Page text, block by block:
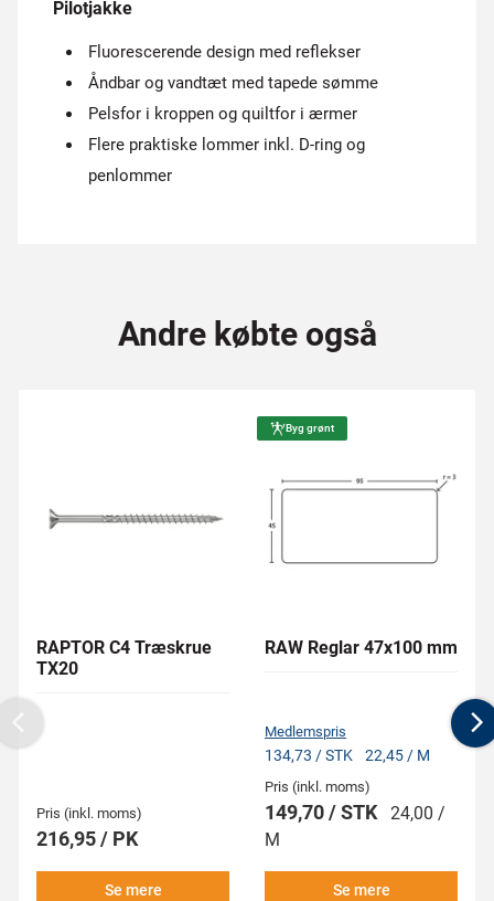
Pilotjakke
Fluorescerende design med reflekser
Åndbar og vandtæt med tapede sømme
Pelsfor i kroppen og quiltfor i ærmer
Flere praktiske lommer inkl. D-ring og
penlommer
Andre købte også
RAPTOR C4 Træskrue
TX20
Pris (inkl. moms)
216,95 / PK
Se mere
Byg grønt
RAW Reglar 47x100 mm
Medlemspris
134,73 / STK 22,45 / M
Pris (inkl. moms)
149,70 / STK 24,00 /
M
Se mere
Previous